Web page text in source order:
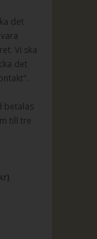
det
Vi ska
det
betalas
till tre
kr)